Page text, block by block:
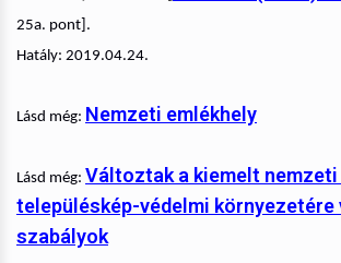
25a. pont].
Hatály: 2019.04.24.
Lásd még: Nemzeti emlékhely
Lásd még: Változtak a kiemelt nemzeti
településkép-védelmi környezetére
szabályok